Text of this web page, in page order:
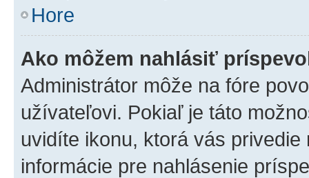
Hore
Ako môžem nahlásiť
Administrátor môže na fóre
užívateľovi. Pokiaľ je táto
uvidíte ikonu, ktorá vás
informácie pre nahlásenie